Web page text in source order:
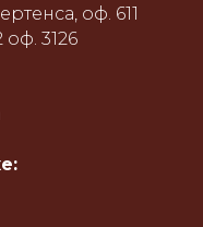
оф. 611
3126